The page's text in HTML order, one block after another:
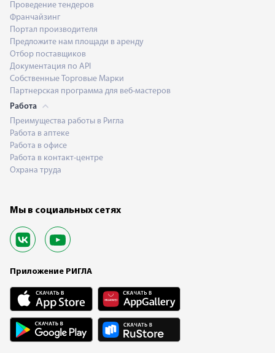
Проведение тендеров
Франчайзинг
Портал производителя
Предложите нам площади в аренду
Отбор поставщиков
Документация по API
Собственные Торговые Марки
Партнерская программа для веб-мастеров
Работа
Преимущества работы в Ригла
Работа в аптеке
Работа в офисе
Работа в контакт-центре
Охрана труда
Мы в социальных сетях
Приложение РИГЛА